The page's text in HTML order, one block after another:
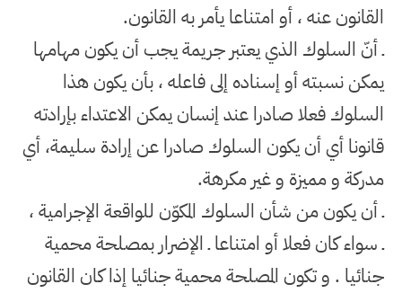
القانون عنه ، أو امتناعا يأمر به القانون.
ـ أنّ السلوك الذي يعتبر جريمة يجب أن يكون مهامها
يمكن نسبته أو إسناده إلى فاعله ، بأن يكون هذا
السلوك فعلا صادرا عند إنسان يمكن الاعتداء بإرادته
قانونا أي أن يكون السلوك صادرا عن إرادة سليمة، أي
مدركة و مميزة و غير مكرهة.
ـ أن يكون من شأن السلوك المكوّن للواقعة الإجرامية ،
ـ سواء كان فعلا أو امتناعا ـ الإضرار بمصلحة محمية
جنائيا . و تكون المصلحة محمية جنائيا إذا كان القانون